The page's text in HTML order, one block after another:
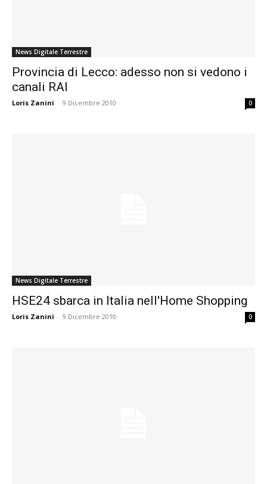
News Digitale Terrestre
Provincia di Lecco: adesso non si vedono i
canali RAI
Loris Zanini - 9 Dicembre 2010 0
News Digitale Terrestre
HSE24 sbarca in Italia nell'Home Shopping
Loris Zanini - 9 Dicembre 2010 0